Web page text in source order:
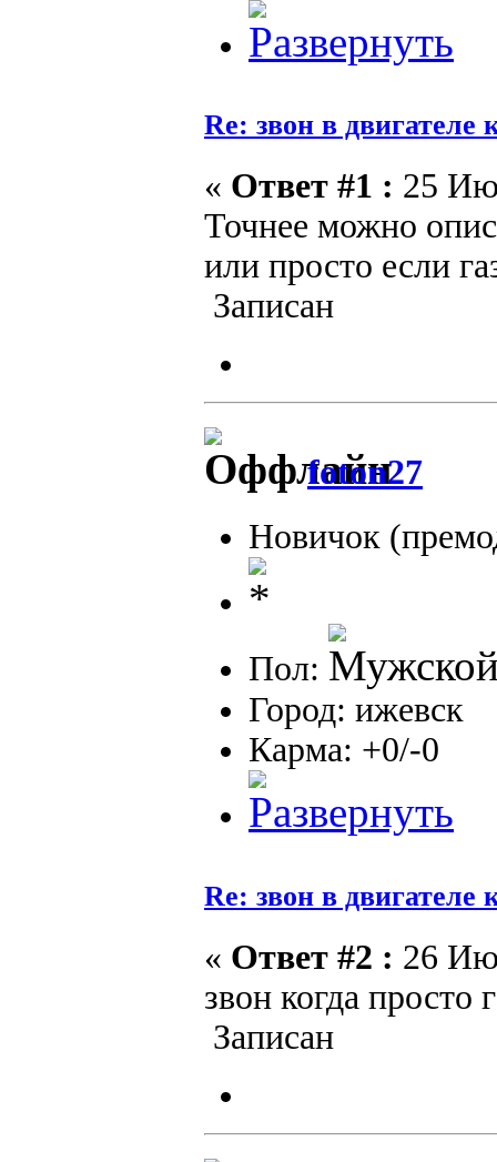
Re: звон в двигателе
« Ответ #1 : 25
Точнее можно
или просто если
Записан
foton27
Новичок
Пол:
Город: ижевск
Карма: +0/-0
Re: звон в двигателе
« Ответ #2 : 26
звон когда просто
Записан